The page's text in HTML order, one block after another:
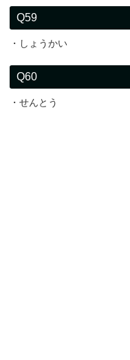
Q59
・しょうかい
Q60
・せんとう